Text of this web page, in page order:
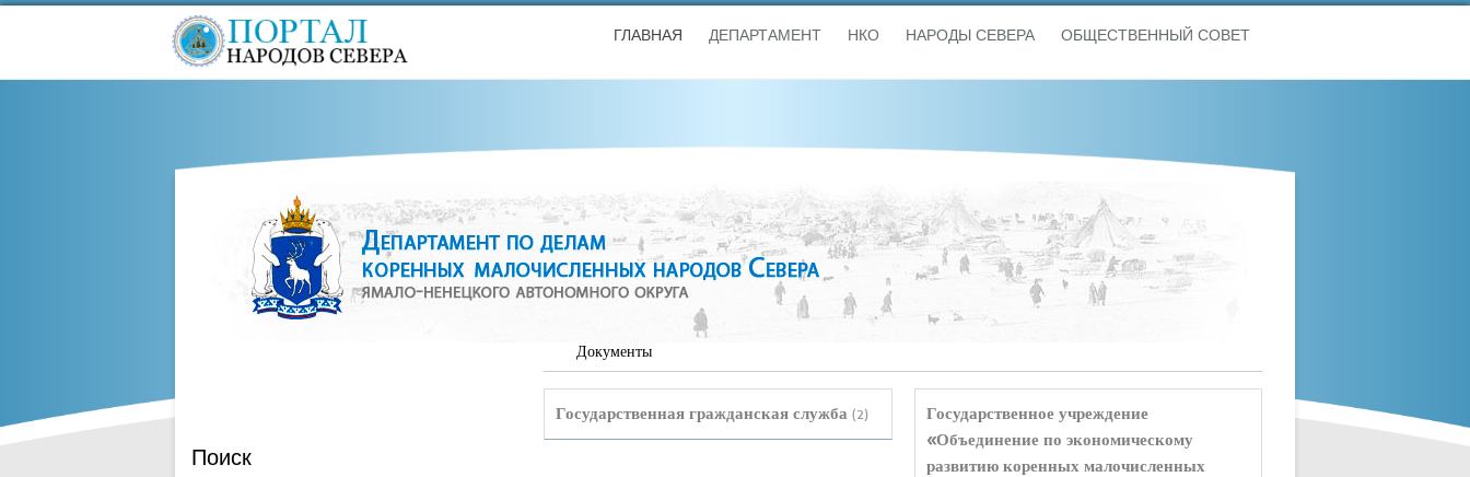
ГЛАВНАЯ ДЕПАРТАМЕНТ НКО НАРОДЫ СЕВЕРА ОБЩЕСТВЕННЫЙ СОВЕТ
Документы
Государственная гражданская служба (2)
Государственное учреждение
«Объединение по экономическому
развитию коренных малочисленных
Поиск